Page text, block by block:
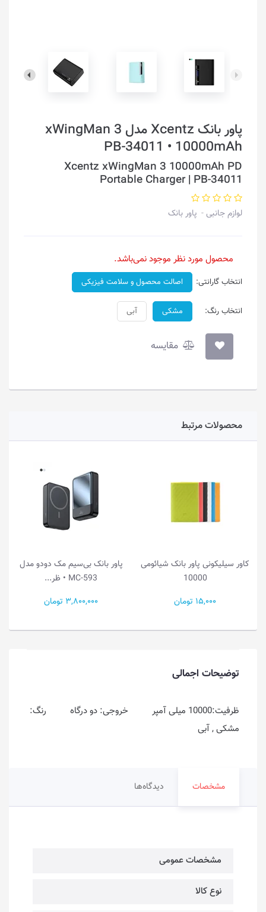
پاور بانک Xcentz مدل xWingMan 3
PB-34011 • 10000mAh
Xcentz xWingMan 3 10000mAh PD
Portable Charger | PB-34011
لوازم جانبی پاور بانک
محصول مورد نظر موجود نمی‌باشد.
انتخاب گارانتی: اصالت محصول و سلامت فیزیکی
انتخاب رنگ: مشکی آبی
مقایسه
محصولات مرتبط
کاور سیلیکونی پاور بانک شیائومی
10000
15,000 تومان
پاور بانک بی‌سیم مک دودو مدل
MC-593 • ظر...
3,800,000 تومان
توضیحات اجمالی
ظرفیت:10000 میلی آمپر خروجی: دو درگاه رنگ:
مشکی , آبی
مشخصات دیدگاه‌ها
مشخصات عمومی
نوع کالا